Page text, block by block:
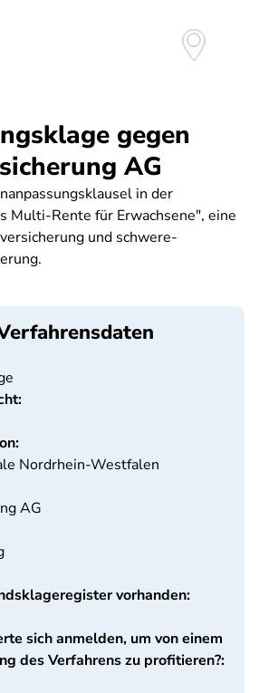
gegen
AG
in der
Multi-Rente für Erwachsene", eine
und schwere-
Nordrhein-Westfalen
AG
vorhanden:
sich anmelden, um von einem
des Verfahrens zu profitieren?: